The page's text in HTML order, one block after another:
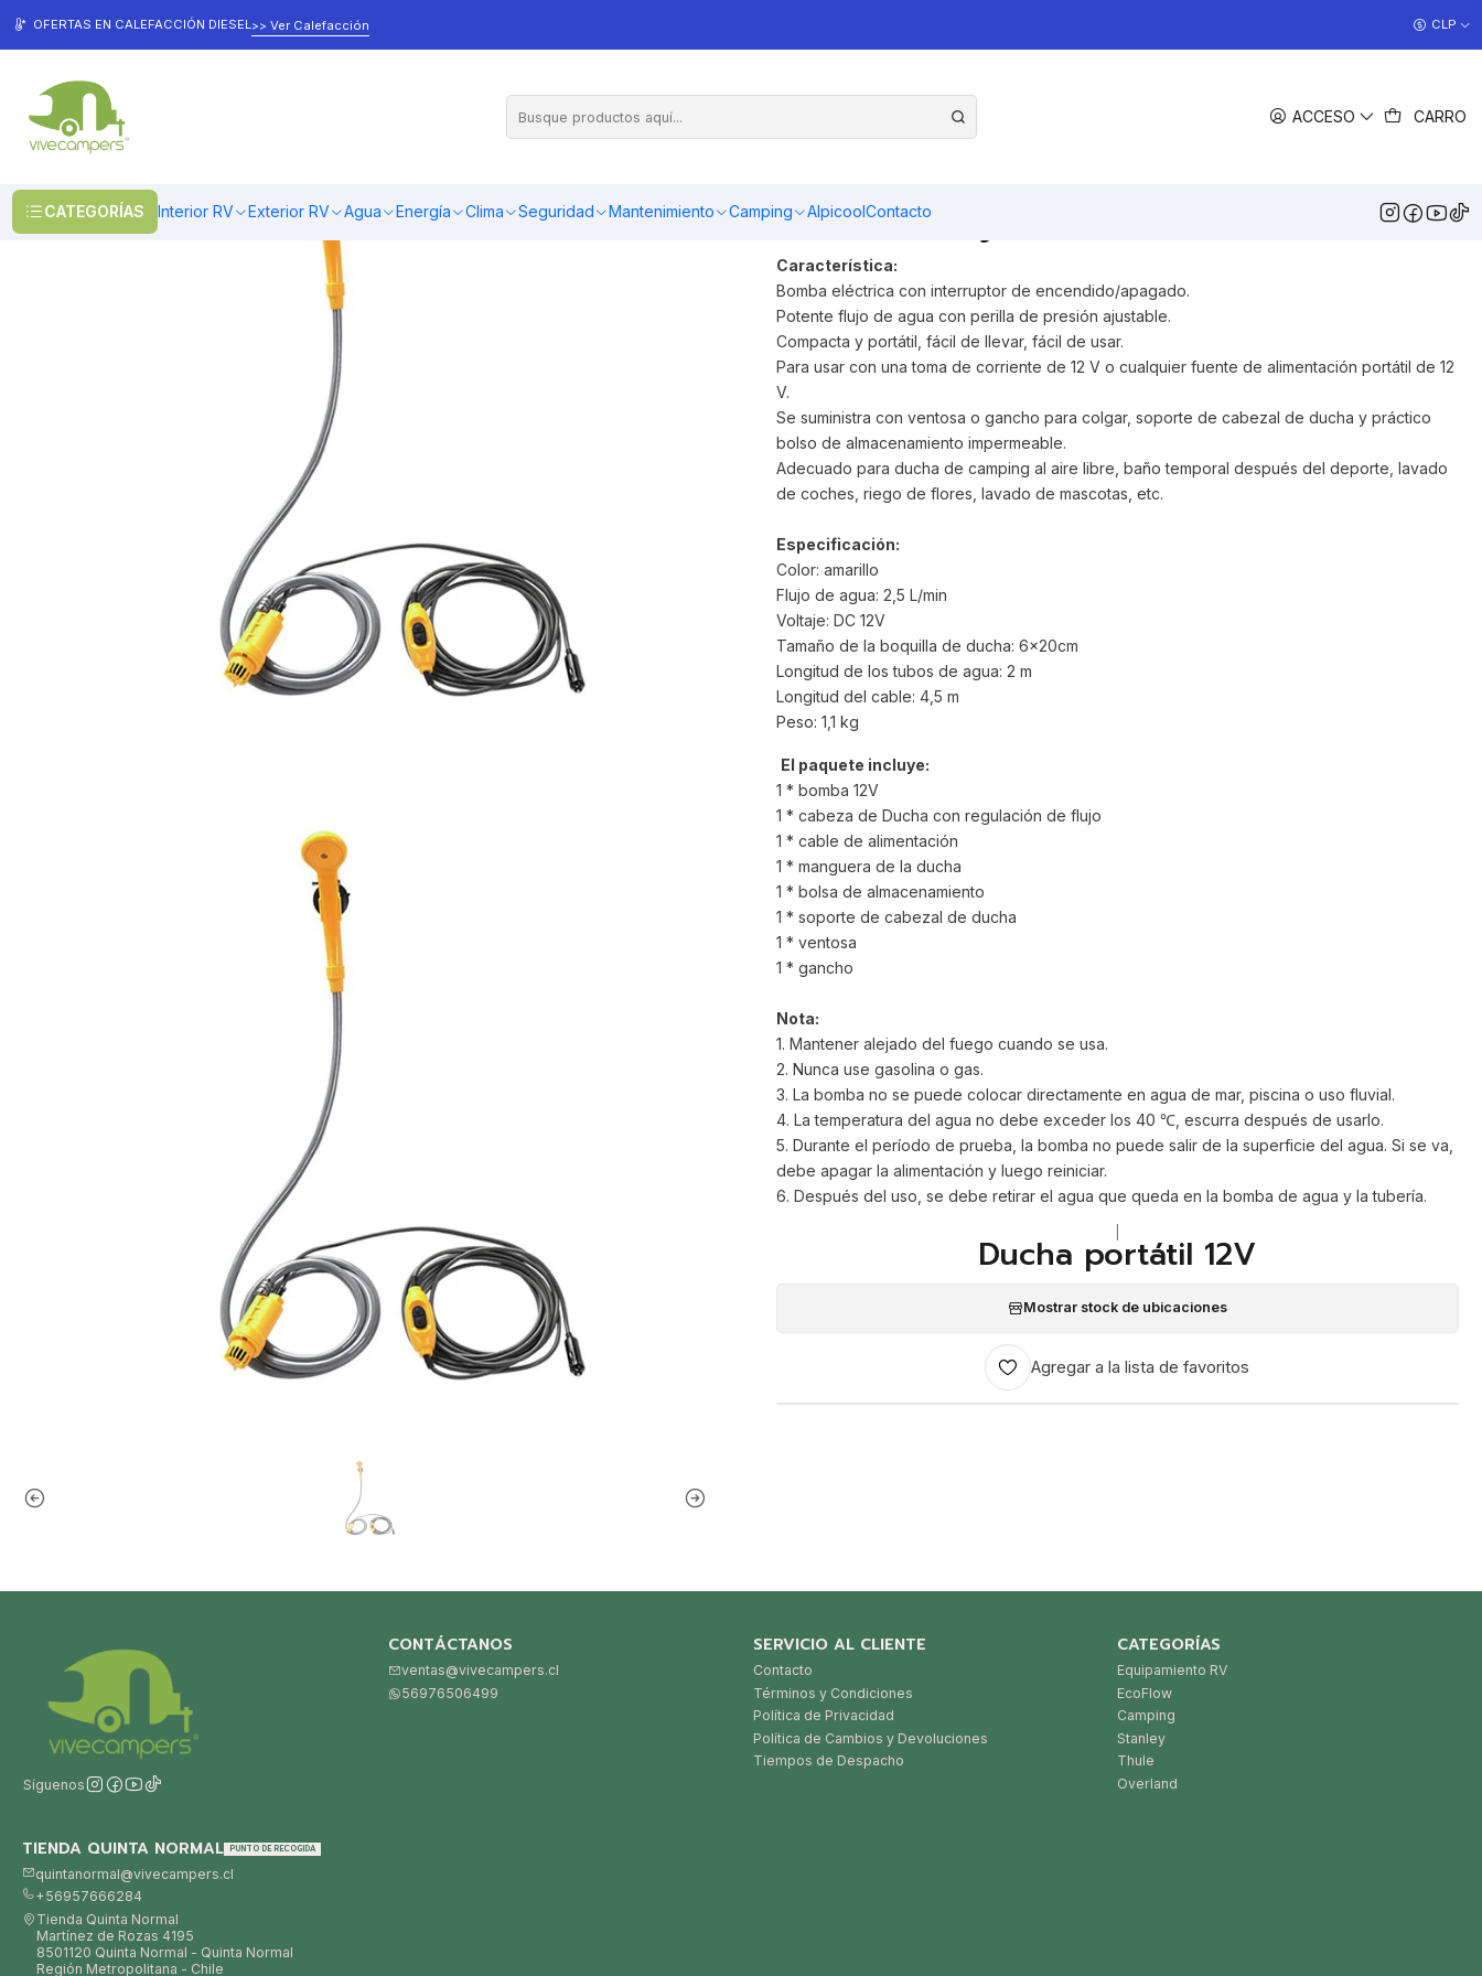
ACCESO CARRO
CATEGORÍAS Interior RV Exterior RV Agua Energía Clima Seguridad Mantenimiento Camping AlpicoolContacto
OFERTAS EN CALEFACCIÓN DIESEL>> Ver Calefacción CLP
Inicio Camping Ducha Ducha portátil 12V
encendedor de tu auto para llevar en
todos tus viajes.
Característica:
Bomba eléctrica con interruptor de encendido/apagado.
Potente flujo de agua con perilla de presión ajustable.
Compacta y portátil, fácil de llevar, fácil de usar.
Para usar con una toma de corriente de 12 V o cualquier fuente de alimentación portátil de 12
V.
Se suministra con ventosa o gancho para colgar, soporte de cabezal de ducha y práctico
bolso de almacenamiento impermeable.
Adecuado para ducha de camping al aire libre, baño temporal después del deporte, lavado
de coches, riego de flores, lavado de mascotas, etc.
Especificación:
Color: amarillo
Flujo de agua: 2,5 L/min
Voltaje: DC 12V
Tamaño de la boquilla de ducha: 6x20cm
Longitud de los tubos de agua: 2 m
Longitud del cable: 4,5 m
Peso: 1,1 kg
El paquete incluye:
1 * bomba 12V
1 * cabeza de Ducha con regulación de flujo
1 * cable de alimentación
1 * manguera de la ducha
1 * bolsa de almacenamiento
1 * soporte de cabezal de ducha
1 * ventosa
1 * gancho
Nota:
1. Mantener alejado del fuego cuando se usa.
2. Nunca use gasolina o gas.
3. La bomba no se puede colocar directamente en agua de mar, piscina o uso fluvial.
4. La temperatura del agua no debe exceder los 40 ℃, escurra después de usarlo.
5. Durante el período de prueba, la bomba no puede salir de la superficie del agua. Si se va,
debe apagar la alimentación y luego reiniciar.
6. Después del uso, se debe retirar el agua que queda en la bomba de agua y la tubería.
Ducha portátil 12V
Mostrar stock de ubicaciones
Agregar a la lista de favoritos
Síguenos
CONTÁCTANOS
ventas@vivecampers.cl
56976506499
SERVICIO AL CLIENTE
Contacto
Términos y Condiciones
Política de Privacidad
Política de Cambios y Devoluciones
Tiempos de Despacho
CATEGORÍAS
Equipamiento RV
EcoFlow
Camping
Stanley
Thule
Overland
TIENDA QUINTA NORMAL PUNTO DE RECOGIDA
quintanormal@vivecampers.cl
+56957666284
Tienda Quinta Normal
Martínez de Rozas 4195
8501120 Quinta Normal - Quinta Normal
Región Metropolitana - Chile